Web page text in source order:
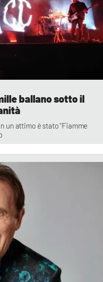
ballano sotto il
un attimo è stato "Fiamme